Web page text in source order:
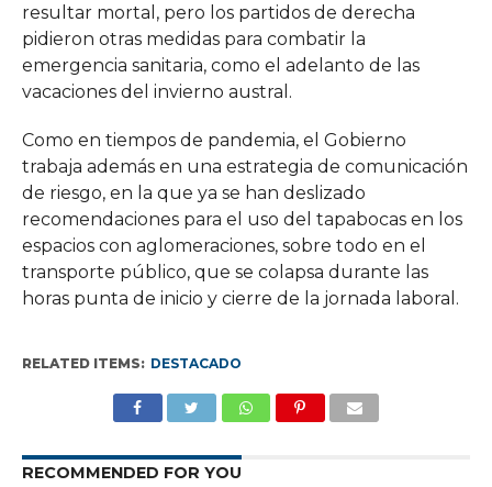
resultar mortal, pero los partidos de derecha
pidieron otras medidas para combatir la
emergencia sanitaria, como el adelanto de las
vacaciones del invierno austral.
Como en tiempos de pandemia, el Gobierno
trabaja además en una estrategia de comunicación
de riesgo, en la que ya se han deslizado
recomendaciones para el uso del tapabocas en los
espacios con aglomeraciones, sobre todo en el
transporte público, que se colapsa durante las
horas punta de inicio y cierre de la jornada laboral.
RELATED ITEMS: DESTACADO
RECOMMENDED FOR YOU